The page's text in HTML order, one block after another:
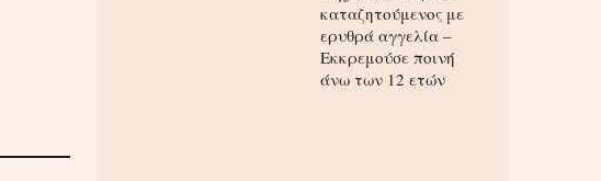
καταζητούμενος με
ερυθρά αγγελία –
Εκκρεμούσε ποινή
άνω των 12 ετών